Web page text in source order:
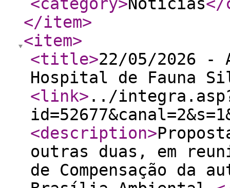
</item>
<item>
<title>22/05/2026 -
Hospital de Fauna
<link> ../
<description>
outras duas, em
de Compensação